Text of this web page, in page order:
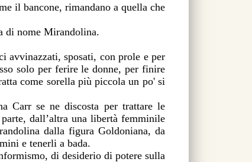
il bancone, rimandano a quella che
di nome Mirandolina.
avvinazzati, sposati, con prole e per
solo per ferire le donne, per finire
come sorella più piccola un po' si
Carr se ne discosta per trattare le
dall’altra una libertà femminile
dalla figura Goldoniana, da
e tenerli a bada.
di desiderio di potere sulla